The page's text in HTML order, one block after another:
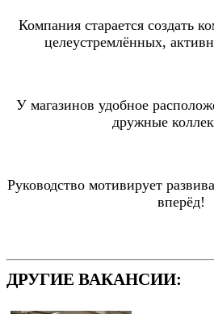
Компания старается создать
целеустремлённых,
У магазинов удобное
дружные
Руководство мотивирует
вперёд!
ДРУГИЕ ВАКАНСИИ: